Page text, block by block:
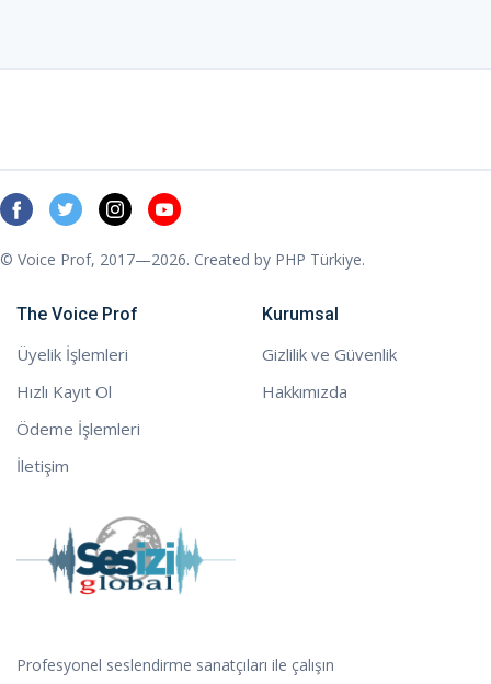
Profesyonel seslendirme sanatçıları ile çalışın
The Voice Prof
Üyelik İşlemleri
Hızlı Kayıt Ol
Ödeme İşlemleri
İletişim
Kurumsal
Gizlilik ve Güvenlik
Hakkımızda
© Voice Prof, 2017—2026. Created by PHP Türkiye.